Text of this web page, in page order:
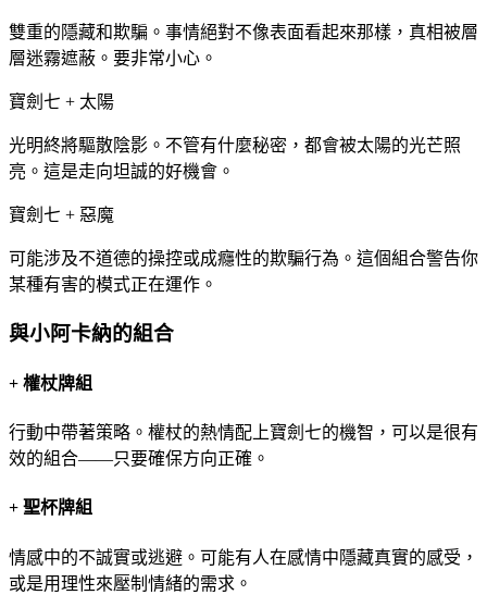
雙重的隱藏和欺騙。事情絕對不像表面看起來那樣，真相被層
層迷霧遮蔽。要非常小心。
寶劍七 + 太陽
光明終將驅散陰影。不管有什麼秘密，都會被太陽的光芒照
亮。這是走向坦誠的好機會。
寶劍七 + 惡魔
可能涉及不道德的操控或成癮性的欺騙行為。這個組合警告你
某種有害的模式正在運作。
與小阿卡納的組合
+ 權杖牌組
行動中帶著策略。權杖的熱情配上寶劍七的機智，可以是很有
效的組合——只要確保方向正確。
+ 聖杯牌組
情感中的不誠實或逃避。可能有人在感情中隱藏真實的感受，
或是用理性來壓制情緒的需求。